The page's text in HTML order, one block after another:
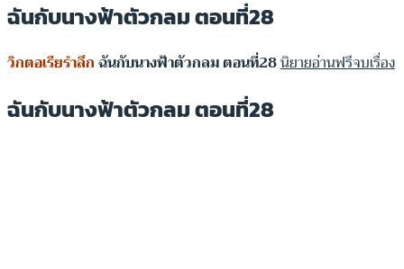
ฉันกับนางฟ้าตัวกลม ตอนที่28
วิกตอเรียรำลึกฉันกับนางฟ้าตัวกลม ตอนที่28นิยายอ่านฟรีจบเรื่อง
ฉันกับนางฟ้าตัวกลม ตอนที่28